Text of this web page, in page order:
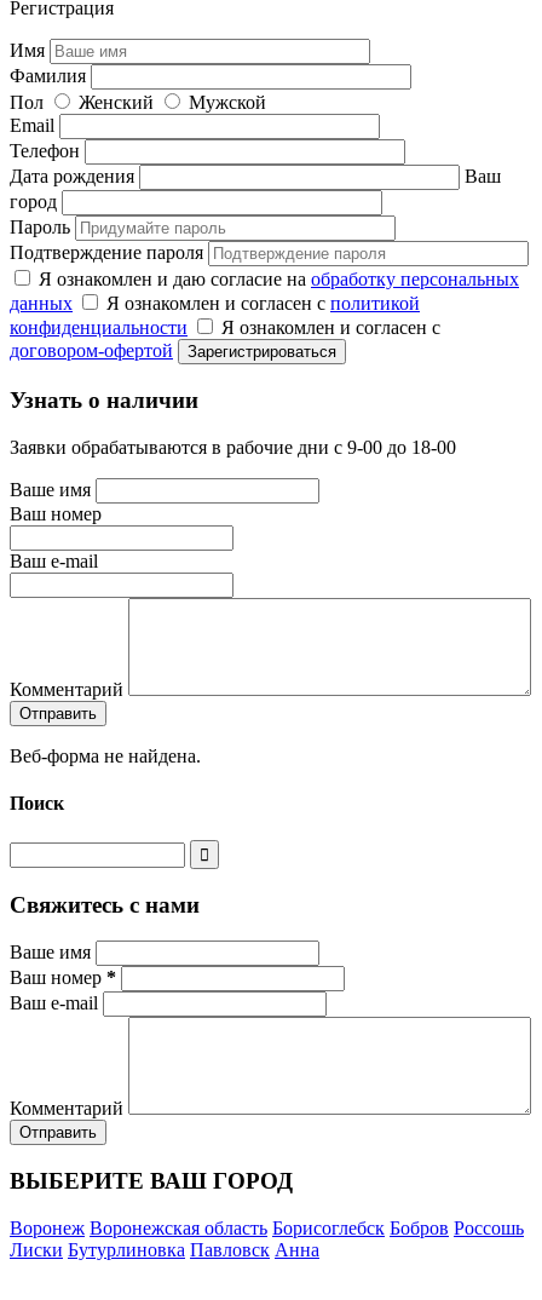
Регистрация
Имя
Фамилия
Пол
Женский
Мужской
Email
Телефон
Дата рождения
Ваш
город
Пароль
Подтверждение пароля
Я ознакомлен и даю согласие на обработку персональных
данных
Я ознакомлен и согласен с политикой
конфиденциальности
Я ознакомлен и согласен с
договором-офертой
Узнать о наличии
Заявки обрабатываются в рабочие дни с 9-00 до 18-00
Ваше имя
Ваш номер
Ваш e-mail
Комментарий
Веб-форма не найдена.
Поиск
Свяжитесь с нами
Ваше имя
Ваш номер *
Ваш e-mail
Комментарий
ВЫБЕРИТЕ ВАШ ГОРОД
Воронеж Воронежская область Борисоглебск Бобров Россошь
Лиски Бутурлиновка Павловск Анна